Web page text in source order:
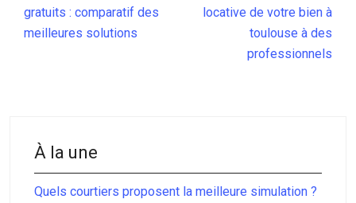
gratuits : comparatif des
meilleures solutions
locative de votre bien à
toulouse à des
professionnels
À la une
Quels courtiers proposent la meilleure simulation ?